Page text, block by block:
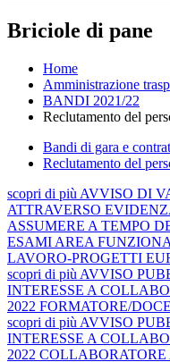
Briciole di pane
Home
Amministrazione
BANDI 2021/22
Reclutamento del
Bandi di gara e
Reclutamento del
scopri di più AVVISO DI
ATTRAVERSO
ASSUMERE A TEMPO
ESAMI AREA
LAVORO-PROGETTI
scopri di più AVVISO
INTERESSE A
2022 FORMATORE/
scopri di più AVVISO
INTERESSE A
2022